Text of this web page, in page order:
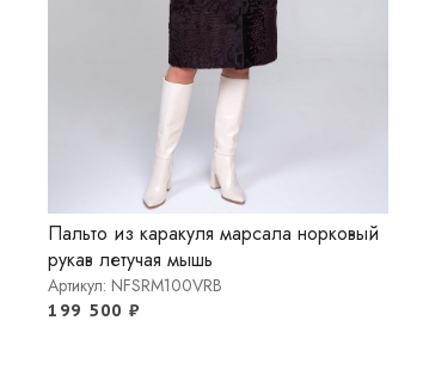
Пальто из каракуля марсала норковый
рукав летучая мышь
Артикул: NFSRM100VRB
199 500 ₽